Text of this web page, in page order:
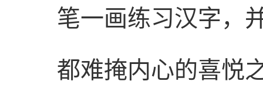
笔一画练习汉字，
都难掩内心的喜悦